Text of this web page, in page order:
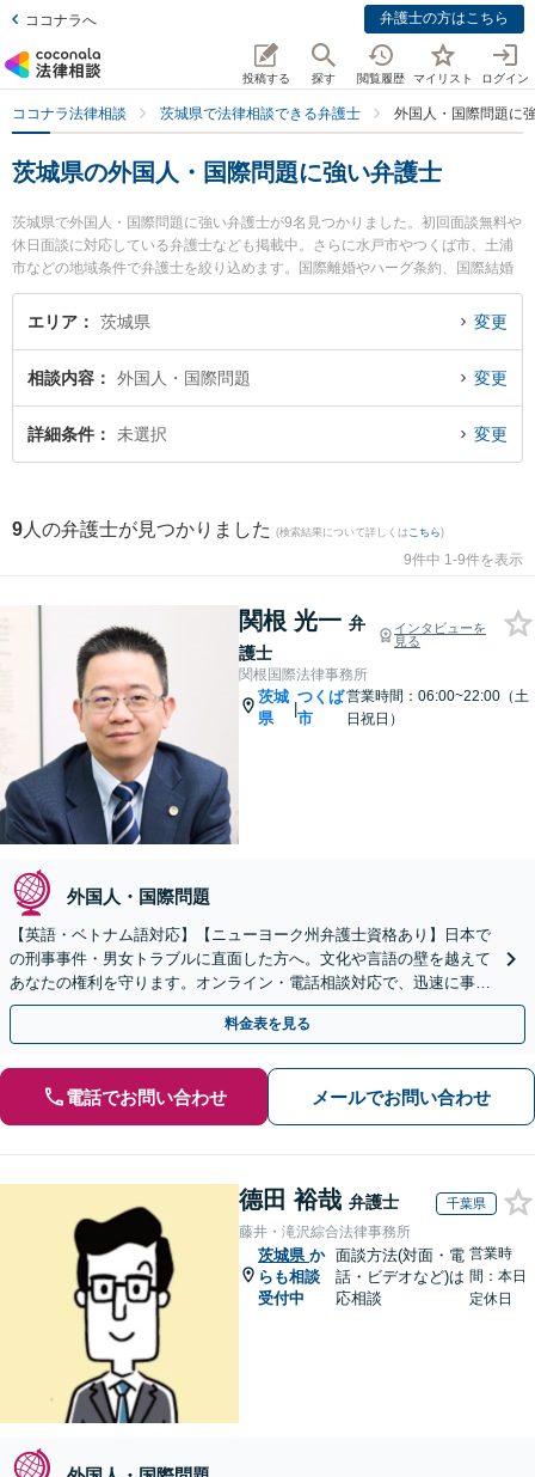
ココナラへ 弁護士の方はこちら
投稿する 探す 閲覧履歴 マイリスト ログイン
ココナラ法律相談 茨城県で法律相談できる弁護士 外国人・国際問題に
茨城県の外国人・国際問題に強い弁護士
茨城県で外国人・国際問題に強い弁護士が9名見つかりました。初回面談無料や
休日面談に対応している弁護士なども掲載中。さらに水戸市やつくば市、土浦
市などの地域条件で弁護士を絞り込めます。国際離婚やハーグ条約、国際結婚
等の細かな分野での絞り込み検索もでき便利です。特に関根国際法律事務所の
関根 光一弁護士やつくば中央法律事務所の堀越 智也弁護士、弁護士法人翠 守
を今すぐに弁護士に相談したい』『外国人・国際問題のトラブル解決の実績豊
富な近くの弁護士を検索したい』『初回相談無料で外国人・国際問題を法律相
談できる茨城県内の弁護士に相談予約したい』などでお困りの相談者さんにお
エリア 茨城県 変更
相談内容 外国人・国際問題 変更
詳細条件 未選択 変更
9 人の弁護士が見つかりました (検索結果について詳しくは こちら)
9件中 1-9件を表示
関根 光一 弁
護士
インタビューを
見る
関根国際法律事務所
茨城
県
|
つくば
市
営業時間：06:00~22:00（土
日祝日）
外国人・国際問題
【英語・ベトナム語対応】【ニューヨーク州弁護士資格あり】日本で
の刑事事件・男女トラブルに直面した方へ。文化や言語の壁を越えて
あなたの権利を守ります。オンライン・電話相談対応で、迅速に事件
に着手。まずはご相談ください。
料金表を見る
電話でお問い合わせ メールでお問い合わせ
德田 裕哉 弁護士 千葉県
藤井・滝沢綜合法律事務所
茨城県 か
らも相談
受付中
面談方法(対面・電
話・ビデオなど)は
応相談
営業時
間：本日
定休日